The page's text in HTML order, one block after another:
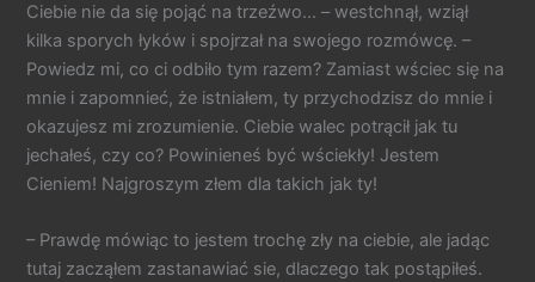
Ciebie nie da się pojąć na trzeźwo… – westchnął, wziął
kilka sporych łyków i spojrzał na swojego rozmówcę. –
Powiedz mi, co ci odbiło tym razem? Zamiast wściec się na
mnie i zapomnieć, że istniałem, ty przychodzisz do mnie i
okazujesz mi zrozumienie. Ciebie walec potrącił jak tu
jechałeś, czy co? Powinieneś być wściekły! Jestem
Cieniem! Najgroszym złem dla takich jak ty!
– Prawdę mówiąc to jestem trochę zły na ciebie, ale jadąc
tutaj zacząłem zastanawiać sie, dlaczego tak postąpiłeś.